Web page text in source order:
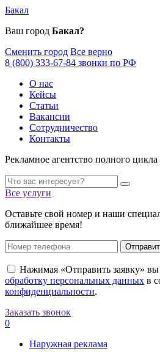
Бакал
Ваш город Бакал?
Сменить город Все верно
8 (800) 333-67-84 звонки по РФ
О нас
Кейсы
Статьи
Вакансии
Сотрудничество
Контакты
Рекламное агентство полного цикла
Все услуги
Оставьте свой номер и наши
ближайшее время!
Нажимая «Отправить заявку» вы
обработку персональных данных в
конфиденциальности.
Заказать звонок
0
Наружная реклама